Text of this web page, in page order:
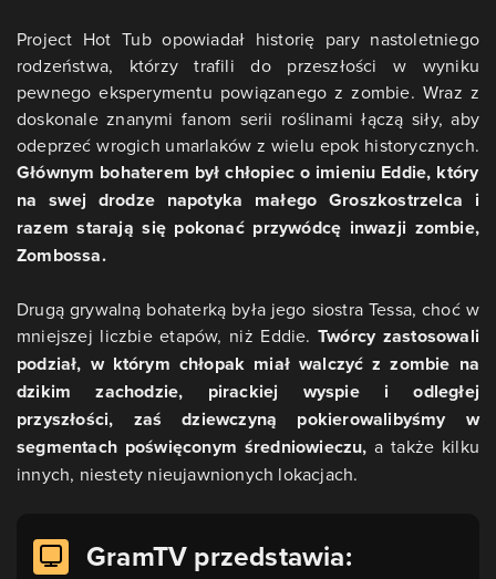
Project Hot Tub opowiadał historię pary nastoletniego
rodzeństwa, którzy trafili do przeszłości w wyniku
pewnego eksperymentu powiązanego z zombie. Wraz z
doskonale znanymi fanom serii roślinami łączą siły, aby
odeprzeć wrogich umarlaków z wielu epok historycznych.
Głównym bohaterem był chłopiec o imieniu Eddie, który
na swej drodze napotyka małego Groszkostrzelca i
razem starają się pokonać przywódcę inwazji zombie,
Zombossa.
Drugą grywalną bohaterką była jego siostra Tessa, choć w
mniejszej liczbie etapów, niż Eddie.Twórcy zastosowali
podział, w którym chłopak miał walczyć z zombie na
dzikim zachodzie, pirackiej wyspie i odległej
przyszłości, zaś dziewczyną pokierowalibyśmy w
segmentach poświęconym średniowieczu, a także kilku
innych, niestety nieujawnionych lokacjach.
GramTV przedstawia: